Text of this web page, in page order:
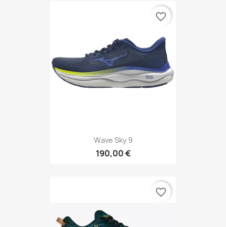
Wave Sky 9
190,00 €
favorite_border
favorite_border